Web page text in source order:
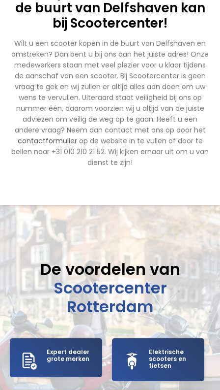
de buurt van Delfshaven kan
bij Scootercenter!
Wilt u een scooter kopen in de buurt van Delfshaven en
omstreken? Dan bent u bij ons aan het juiste adres! Onze
medewerkers staan met veel plezier voor u klaar tijdens
de aanschaf van een scooter. Bij Scootercenter is geen
vraag te gek en wij zullen er altijd alles aan doen om uw
wens te vervullen. Uiteraard staat veiligheid bij ons op
nummer één, daarom voorzien wij u altijd van de juiste
adviezen om veilig de weg op te gaan. Heeft u een
andere vraag? Neem dan contact met ons op door het
contactformulierop de website in te vullen of door te
bellen naar +31 010 210 21 52. Wij kijken ernaar uit om u van
dienst te zijn!
De voordelen van
Scootercenter
Rotterdam
Expert dealer
grote merken
Elektrische
scooters en
fietsen